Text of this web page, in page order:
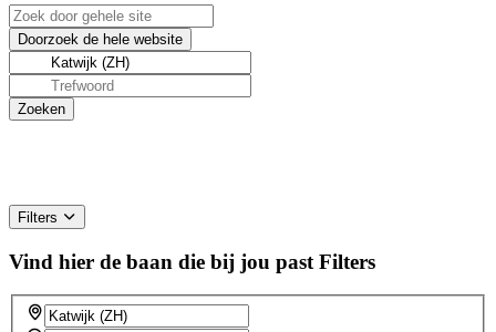
Filters
Vind hier de baan die bij jou past Filters